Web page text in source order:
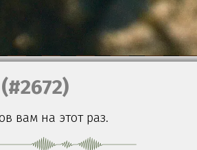
(#2672)
вам на этот раз.